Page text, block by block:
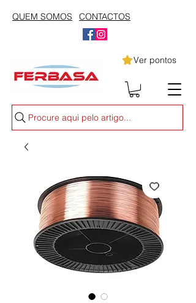
QUEM SOMOS CONTACTOS
Ver pontos
Procure aqui pelo artigo...